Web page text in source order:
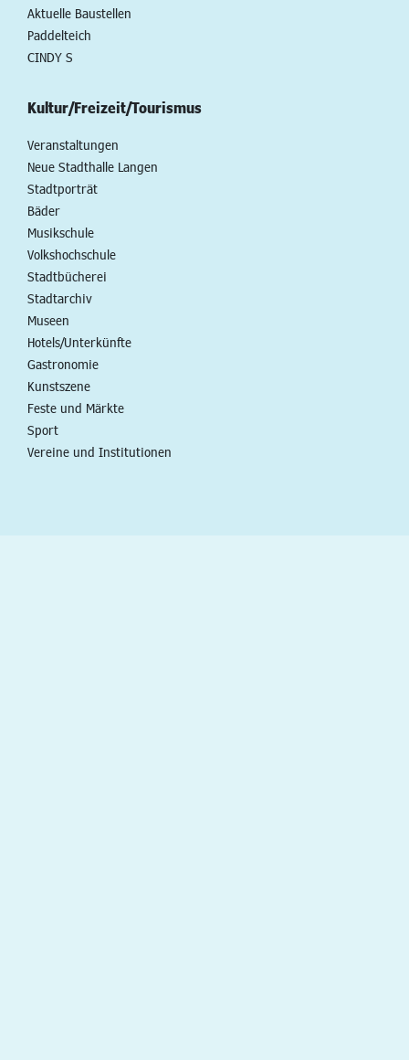
Aktuelle Baustellen
Paddelteich
CINDY S
Kultur/Freizeit/Tourismus
Veranstaltungen
Neue Stadthalle Langen
Stadtporträt
Bäder
Musikschule
Volkshochschule
Stadtbücherei
Stadtarchiv
Museen
Hotels/Unterkünfte
Gastronomie
Kunstszene
Feste und Märkte
Sport
Vereine und Institutionen